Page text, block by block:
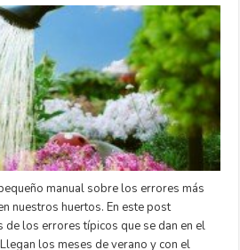
manual sobre los errores más
nuestros huertos. En este post
los errores típicos que se dan en el
los meses de verano y con el